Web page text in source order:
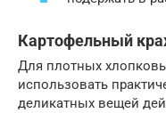
Картофельный
Для плотных
использовать
деликатных вещей